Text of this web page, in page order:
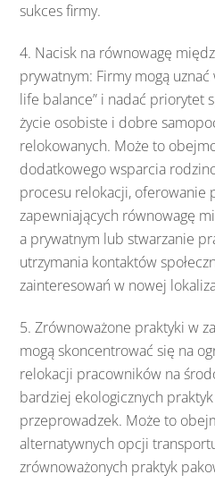
sukces firmy.
4. Nacisk na równowagę
prywatnym: Firmy mogą
life balance” i nadać priorytet
życie osobiste i dobre
relokowanych. Może to
dodatkowego wsparcia
procesu relokacji, oferowanie
zapewniających równowagę
a prywatnym lub stwarzanie
utrzymania kontaktów
zainteresowań w nowej
5. Zrównoważone praktyki w
mogą skoncentrować się na
relokacji pracowników na
bardziej ekologicznych
przeprowadzek. Może to
alternatywnych opcji
zrównoważonych praktyk